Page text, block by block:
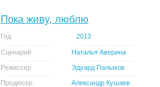
Пока живу, люблю
Год 2013
Сценарий Наталья Аверина
Режиссер Эдуард Пальмов
Продюсер
Александр Кушаев